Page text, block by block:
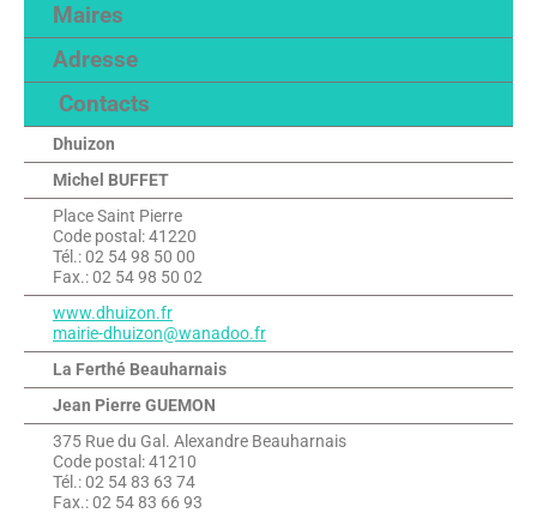
Maires
Adresse
Contacts
Dhuizon
Michel BUFFET
Place Saint Pierre
Code postal: 41220
Tél.: 02 54 98 50 00
Fax.: 02 54 98 50 02
www.dhuizon.fr
mairie-dhuizon@wanadoo.fr
La Ferthé Beauharnais
Jean Pierre GUEMON
375 Rue du Gal. Alexandre Beauharnais
Code postal: 41210
Tél.: 02 54 83 63 74
Fax.: 02 54 83 66 93